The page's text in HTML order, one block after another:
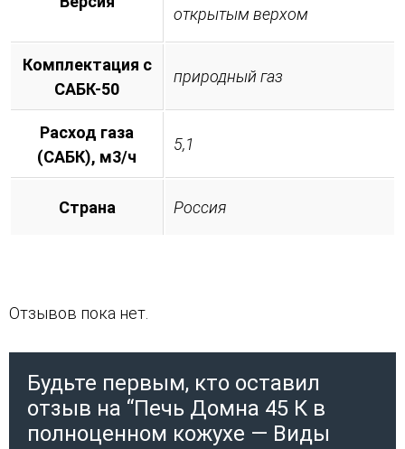
открытым верхом
Комплектация с
САБК-50
природный газ
Расход газа
(САБК), м3/ч
5,1
Страна Россия
Отзывов пока нет.
Будьте первым, кто оставил
отзыв на “Печь Домна 45 К в
полноценном кожухе — Виды